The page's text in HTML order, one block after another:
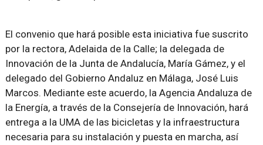
El convenio que hará posible esta iniciativa fue suscrito
por la rectora, Adelaida de la Calle; la delegada de
Innovación de la Junta de Andalucía, María Gámez, y el
delegado del Gobierno Andaluz en Málaga, José Luis
Marcos. Mediante este acuerdo, la Agencia Andaluza de
la Energía, a través de la Consejería de Innovación, hará
entrega a la UMA de las bicicletas y la infraestructura
necesaria para su instalación y puesta en marcha, así